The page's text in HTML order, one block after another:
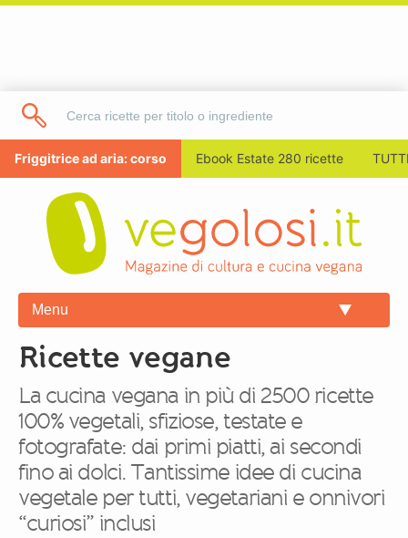
Friggitrice ad aria: corso Ebook Estate 280 ricette
Menu
Ricette vegane
La cucina vegana in più di 2500 ricette
100% vegetali, sfiziose, testate e
fotografate: dai primi piatti, ai secondi
fino ai dolci. Tantissime idee di cucina
vegetale per tutti, vegetariani e onnivori
“curiosi” inclusi